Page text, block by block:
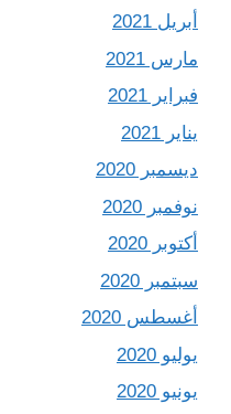
أبريل 2021
مارس 2021
فبراير 2021
يناير 2021
ديسمبر 2020
نوفمبر 2020
أكتوبر 2020
سبتمبر 2020
أغسطس 2020
يوليو 2020
يونيو 2020